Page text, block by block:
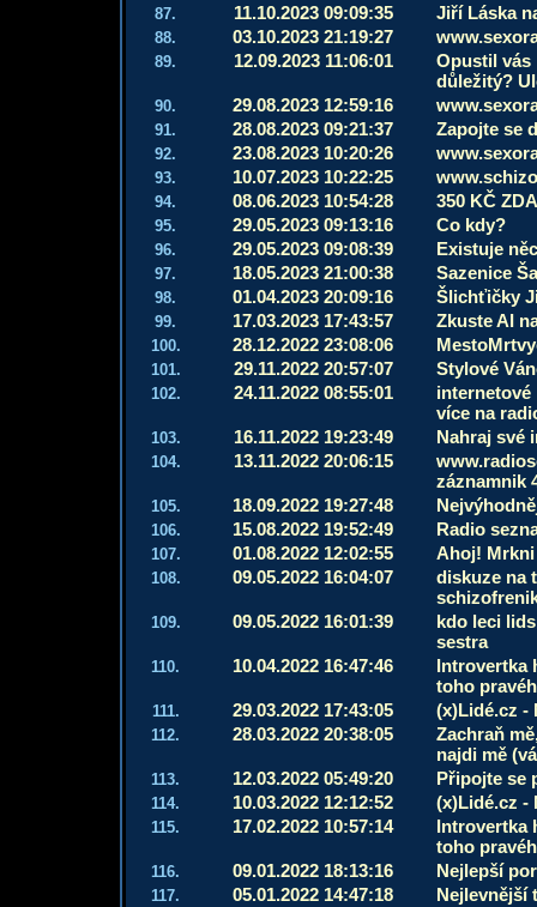
87. 11.10.2023 09:09:35 Jiří Láska
88. 03.10.2023 21:19:27
89. 12.09.2023 11:06:01
Opustil vás
důležitý?
90. 29.08.2023 12:59:16
91. 28.08.2023 09:21:37 Zapojte se
92. 23.08.2023 10:20:26
93. 10.07.2023 10:22:25
94. 08.06.2023 10:54:28 350 KČ
95. 29.05.2023 09:13:16 Co kdy?
96. 29.05.2023 09:08:39 Existuje
97. 18.05.2023 21:00:38 Sazenice
98. 01.04.2023 20:09:16 Šlichťičky
99. 17.03.2023 17:43:57 Zkuste AI
100. 28.12.2022 23:08:06
101. 29.11.2022 20:57:07 Stylové
102. 24.11.2022 08:55:01
internetové
více na
103. 16.11.2022 19:23:49 Nahraj své
104. 13.11.2022 20:06:15
záznamnik
105. 18.09.2022 19:27:48
106. 15.08.2022 19:52:49 Radio
107. 01.08.2022 12:02:55 Ahoj! Mrkni
108. 09.05.2022 16:04:07
diskuze na
109. 09.05.2022 16:01:39
kdo leci
sestra
110. 10.04.2022 16:47:46
Introvertka
toho
111. 29.03.2022 17:43:05 (x)Lidé.cz -
112. 28.03.2022 20:38:05
Zachraň
najdi mě
113. 12.03.2022 05:49:20 Připojte se
114. 10.03.2022 12:12:52 (x)Lidé.cz -
115. 17.02.2022 10:57:14
Introvertka
toho
116. 09.01.2022 18:13:16 Nejlepší
117. 05.01.2022 14:47:18 Nejlevnější